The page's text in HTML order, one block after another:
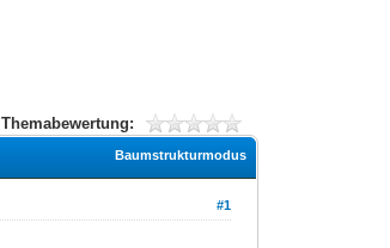
Themabewertung:
Baumstrukturmodus
#1